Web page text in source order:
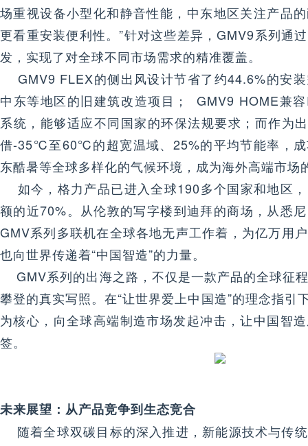
场重视设备小型化和静音性能，中东地区关注产品
更看重安装便利性。”针对这些差异，GMV9系列通
发，实现了对全球不同市场需求的精准覆盖。
GMV9 FLEX的侧出风设计节省了约44.6%的安
中东等地区的旧建筑改造项目； GMV9 HOME兼
系统，能够适应不同国家的环保法规要求；而作为
借-35℃至60℃的超宽温域、25%的平均节能率，成
东酷暑等全球多样化的气候环境，成为海外高端市场
如今，格力产品已进入全球190多个国家和地区
额的近70%。从伦敦的写字楼到迪拜的商场，从悉
GMV系列多联机在全球各地无声工作着，为亿万用
也向世界传递着“中国智造”的力量。
GMV系列的出海之路，不仅是一款产品的全球征
攀登的真实写照。在“让世界爱上中国造”的理念指引
为核心，向全球高端制造市场发起冲击，让中国智
签。
未来展望：从产品竞争到生态竞合
随着全球双碳目标的深入推进，新能源技术与传